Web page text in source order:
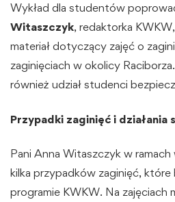
Wykład dla studentów
Witaszczyk, redaktorka
materiał dotyczący zajęć o
zaginięciach w okolicy
również udział studenci
Przypadki zaginięć i działania
Pani Anna Witaszczyk w ramach
kilka przypadków zaginięć,
programie KWKW. Na zajęciach